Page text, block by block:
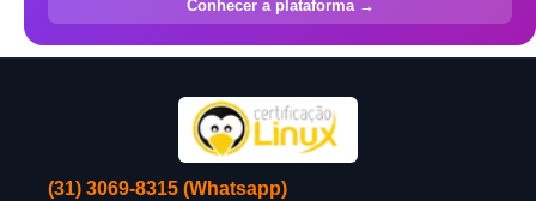
Conhecer a plataforma →
(31) 3069-8315 (Whatsapp)